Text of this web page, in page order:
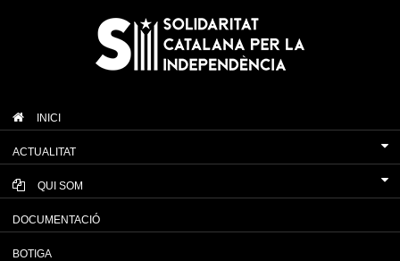
INICI
ACTUALITAT
QUI SOM
DOCUMENTACIÓ
BOTIGA